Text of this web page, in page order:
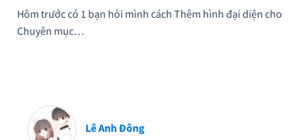
Hôm trước có 1 bạn hỏi mình cách Thêm hình đại diện cho
Chuyên mục…
Lê Anh Đông